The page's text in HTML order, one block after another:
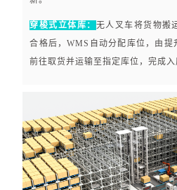
穿梭式立体库： 无人叉车将货物搬
合格后，WMS自动分配库位，由提
前往取货并运输至指定库位，完成入